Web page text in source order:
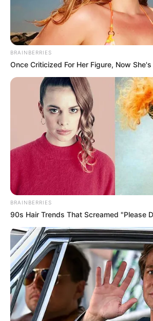
BRAINBERRIES
Once Criticized For Her Figure, Now
BRAINBERRIES
90s Hair Trends That Screamed "Please